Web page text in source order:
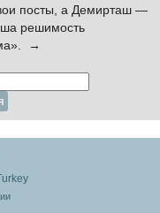
посты, а Демирташ —
решимость
→